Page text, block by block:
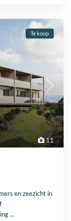
11
Te koop
en zeezicht in
...